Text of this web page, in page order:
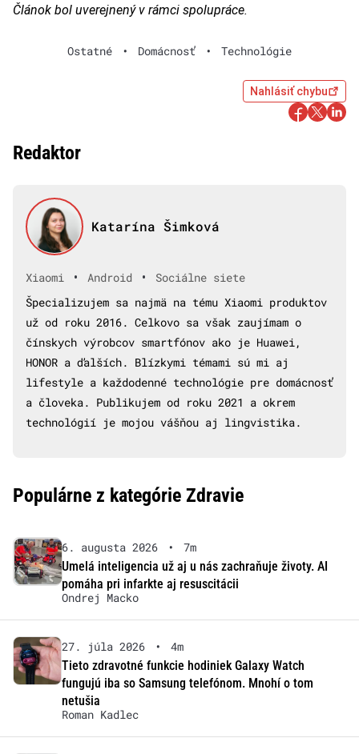
Článok bol uverejnený v rámci spolupráce.
Ostatné • Domácnosť • Technológie
Nahlásiť chybu
Redaktor
Katarína Šimková
Xiaomi • Android •
Sociálne siete
Špecializujem sa najmä na tému Xiaomi produktov
už od roku 2016. Celkovo sa však zaujímam o
čínskych výrobcov smartfónov ako je Huawei,
HONOR a ďalších. Blízkymi témami sú mi aj
lifestyle a každodenné technológie pre domácnosť
a človeka. Publikujem od roku 2021 a okrem
technológií je mojou vášňou aj lingvistika.
Populárne z kategórie Zdravie
6. augusta 2026 •
7m
Umelá inteligencia už aj u nás zachraňuje životy. AI
pomáha pri infarkte aj resuscitácii
Ondrej Macko
27. júla 2026 •
4m
Tieto zdravotné funkcie hodiniek Galaxy Watch
fungujú iba so Samsung telefónom. Mnohí o tom
netušia
Roman Kadlec